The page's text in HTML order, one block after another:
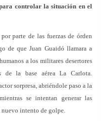
controlar la situación en el
parte de las fuerzas de órden
de que Juan Guaidó llamara a
a los militares desertores
de la base aérea La Carlota.
sorpresa, abriéndole paso a la
se intentan generar las
intento de golpe.